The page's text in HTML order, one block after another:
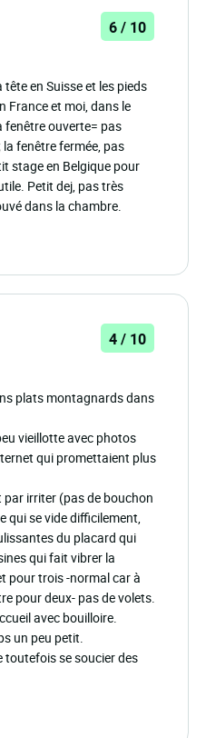
6 / 10
en Suisse et les pieds
France et moi, dans le
fenêtre ouverte= pas
fenêtre fermée, pas
stage en Belgique pour
Petit dej, pas très
dans la chambre.
4 / 10
plats montagnards dans
vieillotte avec photos
qui promettaient plus
irriter (pas de bouchon
qui se vide difficilement,
du placard qui
qui fait vibrer la
pour trois -normal car à
pour deux- pas de volets.
avec bouilloire.
un peu petit.
toutefois se soucier des